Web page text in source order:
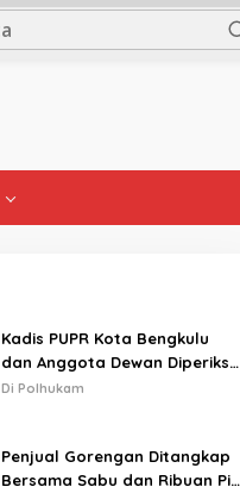
Kadis PUPR Kota Bengkulu
dan Anggota Dewan Diperiksa
KPK Hari Ini
Di Polhukam
Penjual Gorengan Ditangkap
Bersama Sabu dan Ribuan Pil,